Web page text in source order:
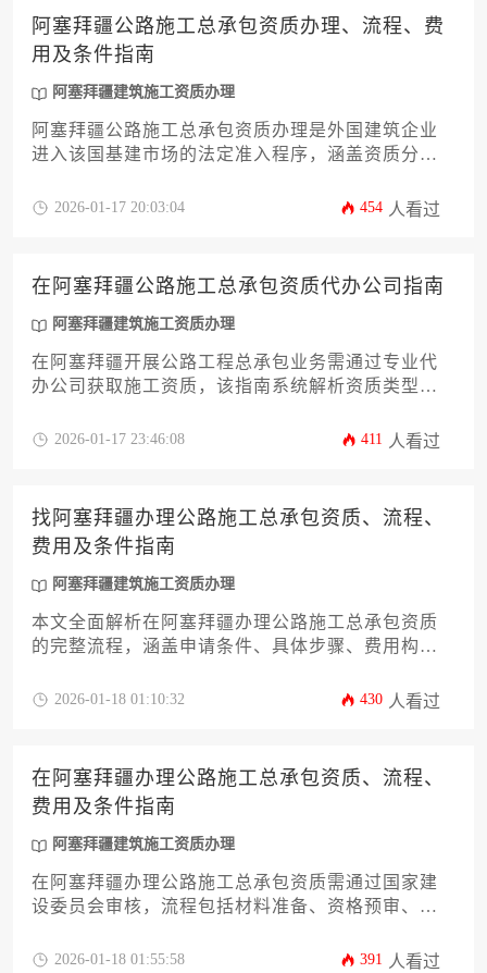
阿塞拜疆公路施工总承包资质办理、流程、费
用及条件指南
阿塞拜疆建筑施工资质办理
阿塞拜疆公路施工总承包资质办理是外国建筑企业
进入该国基建市场的法定准入程序，涵盖资质分级
要求等核心环节，需通过阿塞拜疆国家建筑与城市
2026-01-17 20:03:04 454 人看过
在阿塞拜疆公路施工总承包资质代办公司指南
阿塞拜疆建筑施工资质办理
在阿塞拜疆开展公路工程总承包业务需通过专业代
办公司获取施工资质，该指南系统解析资质类型、
供中亚基建市场准入的实操方案。
2026-01-17 23:46:08 411 人看过
找阿塞拜疆办理公路施工总承包资质、流程、
费用及条件指南
阿塞拜疆建筑施工资质办理
本文全面解析在阿塞拜疆办理公路施工总承包资质
的完整流程，涵盖申请条件、具体步骤、费用构成
得阿塞拜疆建筑施工资质办理资格，规避常见风
2026-01-18 01:10:32 430 人看过
在阿塞拜疆办理公路施工总承包资质、流程、
费用及条件指南
阿塞拜疆建筑施工资质办理
在阿塞拜疆办理公路施工总承包资质需通过国家建
设委员会审核，流程包括材料准备、资格预审、现
保金等，企业需满足资本要求、技术能力和本地合
2026-01-18 01:55:58 391 人看过